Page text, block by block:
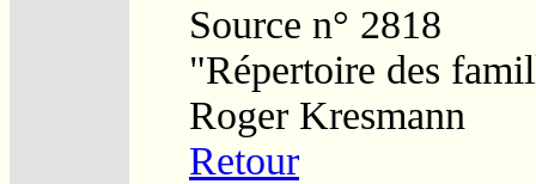
Source n° 2818
"Répertoire des
Roger Kresmann
Retour